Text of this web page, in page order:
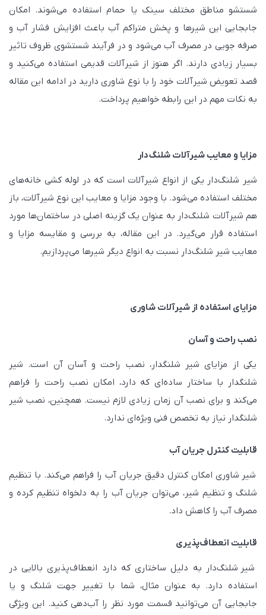
شستشو مناطق مختلف سینک یا حمام استفاده می‌شوند. امکان
جابجایی این شیرها و پخش متراکم آب باعث افزایش فشار آب و
صرفه جویی در مصرف آب می‌شود و در فرآیند شستشوی ظروف تاثیر
بسیار زیادی دارند. اگر هنوز از شیرآلات قدیمی استفاده می‌کنید و
قصد تعویض شیرآلات خود را با نوع شاوری دارید در ادامه این مقاله
به نکات مهم در این رابطه خواهیم پرداخت.
مزایا و معایب شیرآلات شلنگ‌دار
شیر شلنگ‌دار یکی از انواع شیرآلات است که در لوله کشی خانه‌های
مختلف استفاده می‌شود. با وجود مزایا و معایب این نوع شیرآلات، باز
هم شیرآلات شلنگ‌دار به عنوان یک گزینه اصلی در ساختمان‌ها مورد
استفاده قرار می‌گیرد. در این مقاله، به بررسی و مقایسه مزایا و
معایب شیر شلنگ‌دار نسبت به انواع دیگر شیرها می‌پردازیم.
مزایای استفاده از شیرآلات شاوری
نصب راحت و آسان
یکی از مزایای شیر شلنگدار، نصب راحت و آسان آن است. شیر
شلنگدار با ساختار ساده‌ای که دارد، امکان نصب راحت را فراهم
می‌کند و برای نصب آن زمان زیادی لازم نیست. همچنین، نصب شیر
شلنگدار نیاز به تخصص فنی ویژه‌ای ندارد.
قابلیت کنترل جریان آب
شیر شاوری امکان کنترل دقیق جریان آب را فراهم می‌کند. با تنظیم
شلنگ و تنظیم شیر، می‌توان جریان آب را به دلخواه تنظیم کرده و
مصرف آب را کاهش داد.
قابلیت انعطاف‌پذیری
شیر شلنگ‌دار به دلیل ساختاری که دارد انعطاف‌پذیری بالایی در
استفاده دارد. به عنوان مثال، شما با تغییر جهت شلنگ و یا
جابجایی آن می‌توانید قسمت مورد نظر را آب‌دهی کنید. این ویژگی